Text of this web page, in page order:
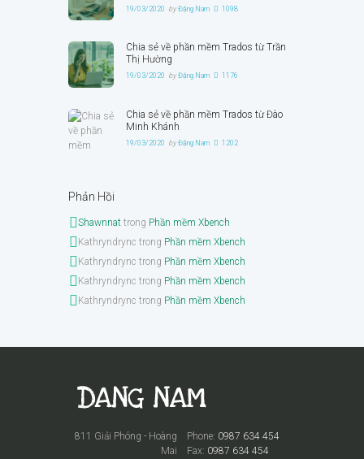
19/03/2020 byĐặng Nam 1098
Chia sẻ về phần mềm Trados từ Trần
Thị Hường
19/03/2020 byĐặng Nam 1176
Chia sẻ về phần mềm Trados từ Đào
Minh Khánh
19/03/2020 byĐặng Nam 1202
Phản Hồi
Shawnnat trong Phần mềm Xbench
Kathryndrync trong Phần mềm Xbench
Kathryndrync trong Phần mềm Xbench
Kathryndrync trong Phần mềm Xbench
Kathryndrync trong Phần mềm Xbench
Phone: 0987 634 454
Fax: 0987 634 454
811 Giải Phóng - Hoàng
Mai